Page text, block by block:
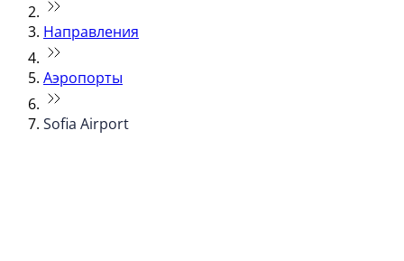
Направления
Аэропорты
Sofia Airport